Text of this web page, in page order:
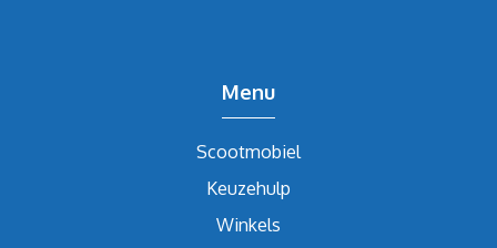
Menu
Scootmobiel
Keuzehulp
Winkels